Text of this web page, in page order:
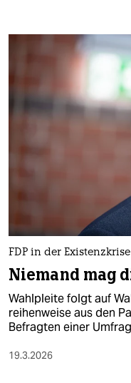
epaper login
FDP in der Existenzkrise
Niemand mag
Wahlpleite folgt auf
reihenweise aus den
Befragten einer
19.3.2026